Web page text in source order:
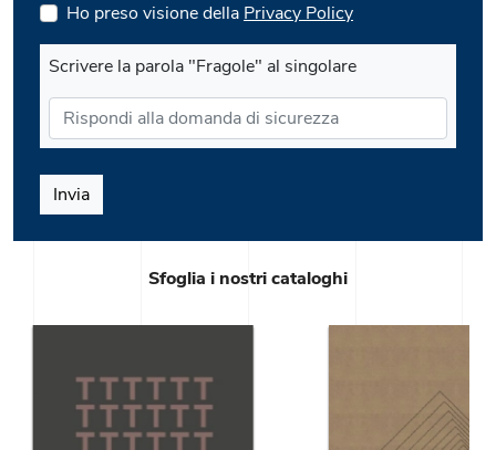
Sfoglia i nostri cataloghi
Ho preso visione della Privacy Policy
Scrivere la parola "Fragole" al singolare
Invia